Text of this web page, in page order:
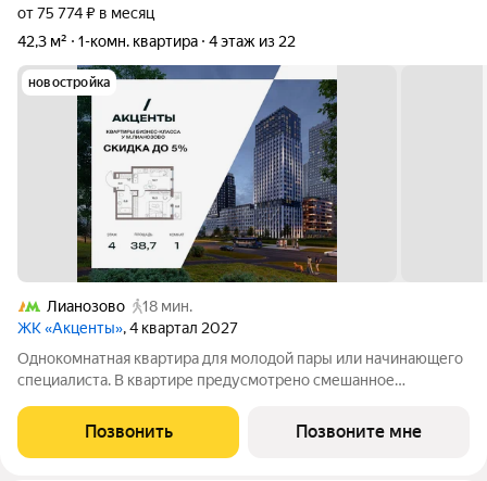
от 75 774 ₽ в месяц
42,3 м²
1-комн. квартира 4 этаж из 22
новостройка
Лианозово
18 мин.
ЖК «Акценты», 4 квартал 2027
Однокомнатная квартира для молодой пары или начинающего
специалиста. В квартире предусмотрено смешанное
в комнатах наполнят квартиру светом. Кухня-гостиная с
зонированной кухней и
Позвонить Позвоните мне